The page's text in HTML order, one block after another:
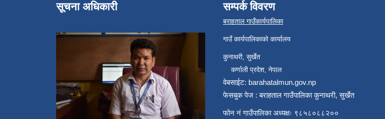
सूचना अधिकारी सम्पर्क विवरण
बराहताल गाउँकार्यपालिका
गाउँ कार्यपालिकाको कार्यालय
कुनाथरी, सुर्खेत
कर्णाली प्रदेश, नेपाल
वेबसाईट: barahatalmun.gov.np
फेसबुक पेज : बराहताल गाउँपालिका कुनाथरी, सुर्खेत
फोन नं गाउँपालिका अध्यक्षः ९८५८०८८२००